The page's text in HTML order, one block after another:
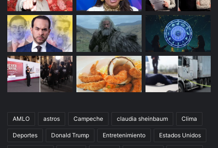
AMLO astros Campeche claudia sheinbaum Clima
Deportes Donald Trump Entretenimiento Estados Unidos